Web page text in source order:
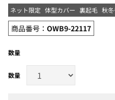
ネット限定 体型カバー 裏起毛 秋
商品番号： OWB9-22117
数量